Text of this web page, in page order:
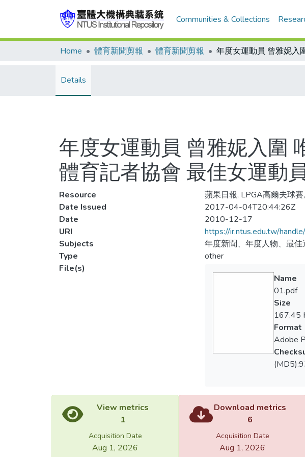
Communities & Collections
Home 體育新聞剪報 體育新聞剪報
Details
年度女運動員 曾雅妮入圍
體育記者協會 最佳女運動
Resource
蘋果日報, LPGA高爾夫球
Date Issued
2017-04-04T20:44:26Z
Date
2010-12-17
URI
https://ir.ntus.edu.tw/
Subjects
年度新聞、年度人物、最佳
Type
other
File(s)
Name
01.pdf
Size
167.45
Format
Adobe
View metrics
1
Acquisition Date
Aug 1, 2026
Download metrics
6
Acquisition Date
Aug 1, 2026